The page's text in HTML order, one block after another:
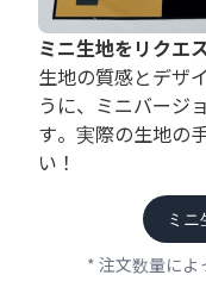
ミニ生地をリクエ
生地の質感とデザ
うに、ミニバージ
す。実際の生地の
い！
ミ
* 注文数量によ